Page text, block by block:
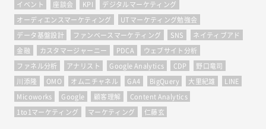
イベント 座談会 KPI デジタルマーケティング
オーディエンスマーケティング UTマーケティング勉強会
データ基盤設計 ファンベースマーケティング SNS ネイティブアド
金融 カスタマージャーニー PDCA ウェブサイト分析
ファネル分析 アナリスト Google Analytics CDP 野口竜司
川添隆 OMO オムニチャネル GA4 BigQuery 大里紀雄 LINE
Micoworks Google 顧客理解 Content Analytics
1to1マーケティング マーケティング 仁藤玄